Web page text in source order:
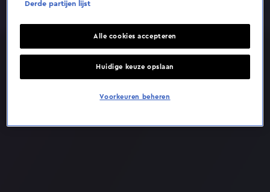
Derde partijen lijst
Alle cookies accepteren
Huidige keuze opslaan
Voorkeuren beheren